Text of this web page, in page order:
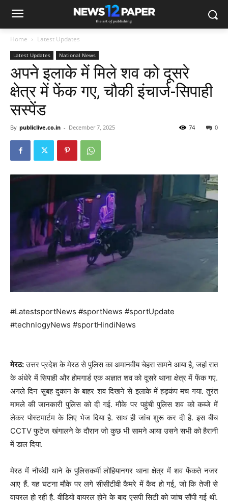
Home Latest Updates
Latest Updates National News
अपने इलाके में मिले शव को दूसरे
क्षेत्र में फेंक गए, चौकी इंचार्ज-सिपाही
सस्पेंड
By publiclive.co.in - December 7, 2025 0
74
#LatestsportNews #sportNews #sportUpdate
#technlogyNews #sportHindiNews
मेरठ:उत्तर प्रदेश के मेरठ से पुलिस का अमानवीय चेहरा सामने आया है, जहां रात
के अंधेरे में सिपाही और होमगार्ड एक अज्ञात शव को दूसरे थाना क्षेत्र में फेंक गए.
अगले दिन सुबह दुकान के बाहर शव दिखने से इलाके में हड़कंप मच गया. तुरंत
मामले की जानकारी पुलिस को दी गई. मौके पर पहुंची पुलिस शव को कब्जे में
लेकर पोस्टमार्टम के लिए भेज दिया है. साथ ही जांच शुरू कर दी है. इस बीच
CCTV फुटेज खंगालने के दौरान जो कुछ भी सामने आया उसने सभी को हैरानी
में डाल दिया.
मेरठ में नौचंदी थाने के पुलिसकर्मी लोहियानगर थाना क्षेत्र में शव फेंकते नजर
आए हैं. यह घटना मौके पर लगे सीसीटीवी कैमरे में कैद हो गई, जो कि तेजी से
वायरल हो रही है. वीडियो वायरल होने के बाद एसपी सिटी को जांच सौंपी गई थी.